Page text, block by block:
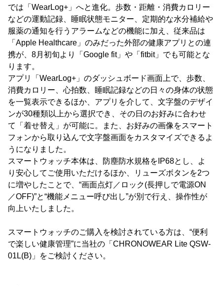
では「WearLog+」へと進化。歩数・距離・消費カロリー
などの運動記録、睡眠状態モニター、定期的な水分補給や
服薬の通知を行うアラームなどの機能に加え、従来品は
「Apple Healthcare」のみだった外部の健康アプリとの連
携が、8月初旬より「Google fit」や「fitbit」でも可能とな
ります。
アプリ「WearLog+」のダッシュボード画面上で、歩数、
消費カロリー、心拍数、睡眠記録などの日々の身体の状態
を一覧表示できるほか、アプリを介して、文字盤のデザイ
ンが30種類以上から選択でき、その日のお好みに合わせ
て「着せ替え」が可能に。また、お好みの画像をスマート
フォンから取り込んで文字盤画面をカスタマイズできるよ
うになりました。
スマートウォッチ本体は、防塵防水規格をIP68とし、よ
り安心してご使用いただけるほか、リューズボタンを2つ
に増やしたことで、“画面点灯／ロック(長押しで電源ON
／OFF)”と“機能メニュー呼び出し”が別で行え、操作性が
向上いたしました。
スマートウォッチのご購入を検討されている方は、“便利
で楽しい健康管理”に当社の「CHRONOWEAR Lite QSW-
01L(B)」をご検討ください。